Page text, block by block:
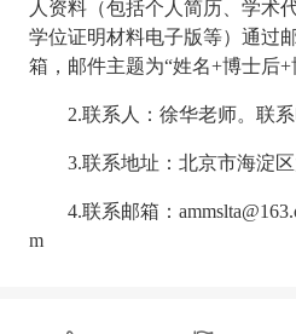
人资料（包括个人简历、学术
学位证明材料电子版等）通过
箱，邮件主题为“姓名+博士后+
2.联系人：徐华老师。联系
3.联系地址：北京市海淀区
4.联系邮箱：
m